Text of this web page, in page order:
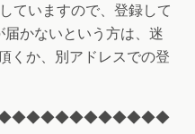
ていますので、登録して
かないという方は、迷
くか、別アドレスでの登